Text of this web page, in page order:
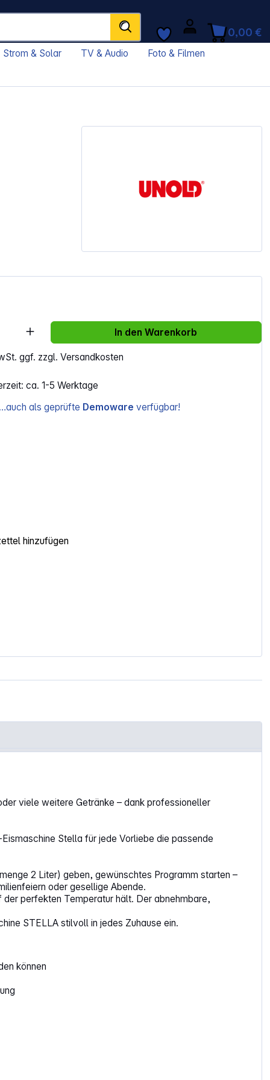
0,00 €
Strom & Solar TV & Audio Foto & Filmen
ggf. zzgl. Versandkosten
ca. 1-5 Werktage
Gib den gewünschten Wert ein
In den Warenkorb
hinzufügen
als geprüfte Demoware verfügbar!
viele weitere Getränke – dank professioneller
Stella für jede Vorliebe die passende
2 Liter) geben, gewünschtes Programm starten –
oder gesellige Abende.
perfekten Temperatur hält. Der abnehmbare,
STELLA stilvoll in jedes Zuhause ein.
können